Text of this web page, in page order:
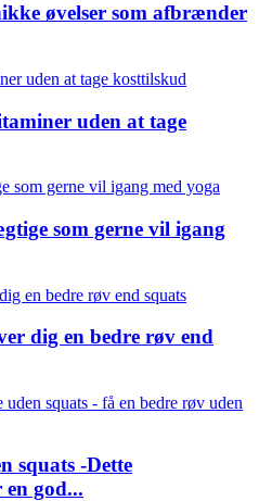
øvelser som afbrænder
uden at tage
som gerne vil igang
dig en bedre røv end
squats -Dette
god...